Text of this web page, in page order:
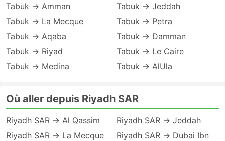
Tabuk → Amman
Tabuk → La Mecque
Tabuk → Aqaba
Tabuk → Riyad
Tabuk → Medina
Tabuk → Jeddah
Tabuk → Petra
Tabuk → Damman
Tabuk → Le Caire
Tabuk → AlUla
Où aller depuis Riyadh SAR
Riyadh SAR → Al Qassim
Riyadh SAR → La Mecque
Riyadh SAR → Jeddah
Riyadh SAR → Dubai Ibn